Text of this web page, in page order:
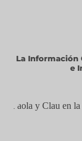
La Información
e